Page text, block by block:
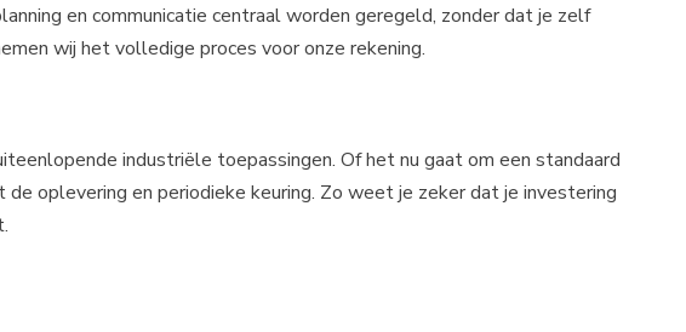
en communicatie centraal worden geregeld, zonder dat je zelf
wij het volledige proces voor onze rekening.
industriële toepassingen. Of het nu gaat om een standaard
oplevering en periodieke keuring. Zo weet je zeker dat je investering